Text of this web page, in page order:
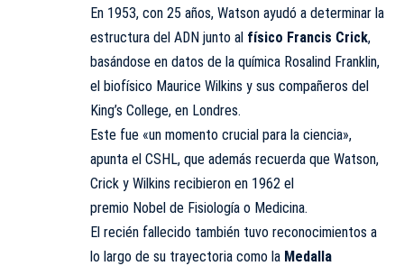
En 1953, con 25 años, Watson ayudó a determinar la
estructura del ADN junto al físico Francis Crick,
basándose en datos de la química Rosalind Franklin,
el biofísico Maurice Wilkins y sus compañeros del
King’s College, en Londres.
Este fue «un momento crucial para la ciencia»,
apunta el CSHL, que además recuerda que Watson,
Crick y Wilkins recibieron en 1962 el
premio Nobel de Fisiología o Medicina.
El recién fallecido también tuvo reconocimientos a
lo largo de su trayectoria como la Medalla